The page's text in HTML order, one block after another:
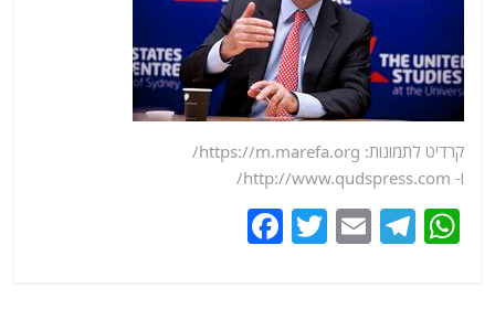
קרדיט לתמונות: https://m.marefa.org/
ו- http://www.qudspress.com/
W
T
E
T